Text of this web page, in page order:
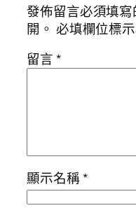
發佈留言必須填
開。 必填欄位標
留言*
顯示名稱*